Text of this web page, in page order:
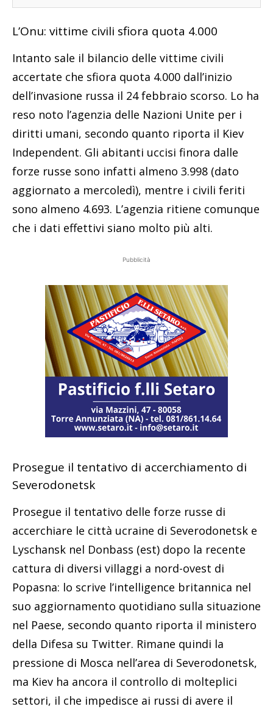
L’Onu: vittime civili sfiora quota 4.000
Intanto sale il bilancio delle vittime civili
accertate che sfiora quota 4.000 dall’inizio
dell’invasione russa il 24 febbraio scorso. Lo ha
reso noto l’agenzia delle Nazioni Unite per i
diritti umani, secondo quanto riporta il Kiev
Independent. Gli abitanti uccisi finora dalle
forze russe sono infatti almeno 3.998 (dato
aggiornato a mercoledì), mentre i civili feriti
sono almeno 4.693. L’agenzia ritiene comunque
che i dati effettivi siano molto più alti.
Pubblicità
Prosegue il tentativo di accerchiamento di
Severodonetsk
Prosegue il tentativo delle forze russe di
accerchiare le città ucraine di Severodonetsk e
Lyschansk nel Donbass (est) dopo la recente
cattura di diversi villaggi a nord-ovest di
Popasna: lo scrive l’intelligence britannica nel
suo aggiornamento quotidiano sulla situazione
nel Paese, secondo quanto riporta il ministero
della Difesa su Twitter. Rimane quindi la
pressione di Mosca nell’area di Severodonetsk,
ma Kiev ha ancora il controllo di molteplici
settori, il che impedisce ai russi di avere il